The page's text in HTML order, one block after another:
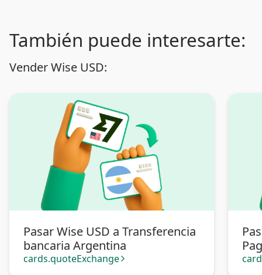
También puede interesarte:
Vender Wise USD:
Pasar Wise USD a Transferencia
bancaria Argentina
cards.quoteExchange arrow_forward_ios